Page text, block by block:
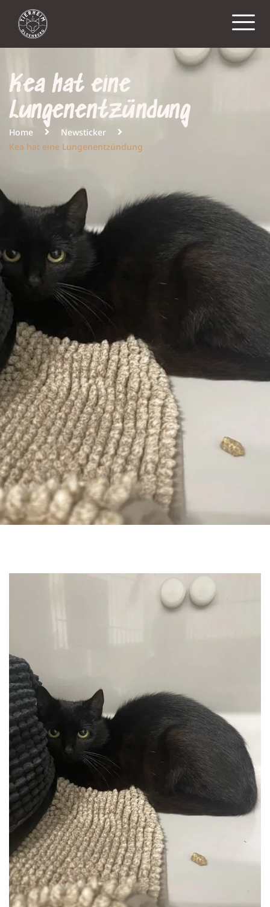
Kea hat eine
Lungenentzündung
Home
Newsticker
Kea hat eine Lungenentzündung